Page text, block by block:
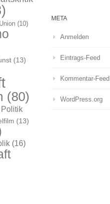
(10)
(13)
(80)
Politik
(13)
(16)
META
Anmelden
Eintrags-Feed
Kommentar-Feed
WordPress.org